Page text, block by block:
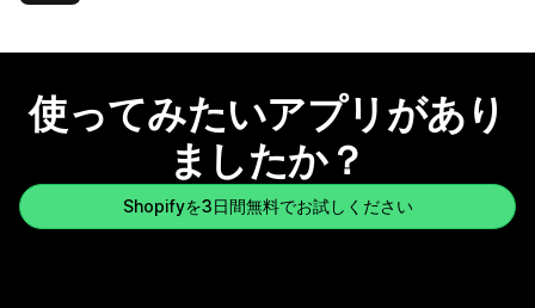
使ってみたいアプリがあり
ましたか？
Shopifyを3日間無料でお試しください